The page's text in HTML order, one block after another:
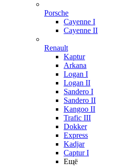
Porsche
Cayenne I
Cayenne II
Renault
Kaptur
Arkana
Logan I
Logan II
Sandero I
Sandero II
Kangoo II
Trafic III
Dokker
Express
Kadjar
Captur I
Ещё